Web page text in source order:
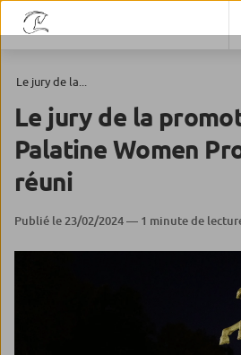
Le jury de la...
Le jury de la
Palatine Women
réuni
Publié le 23/02/2024 — 1 minute de